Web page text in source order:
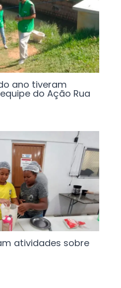
ano tiveram
do Ação Rua
atividades sobre